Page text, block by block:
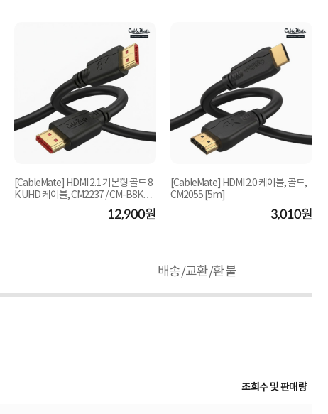
[CableMate] HDMI 2.1 기본형 골드 8
K UHD 케이블, CM2237 / CM-B8K01
12,900원
[CableMate] HDMI 2.0 케이블, 골드,
CM2055 [5m]
3,010원
배송/교환/환불
조회수 및 판매량